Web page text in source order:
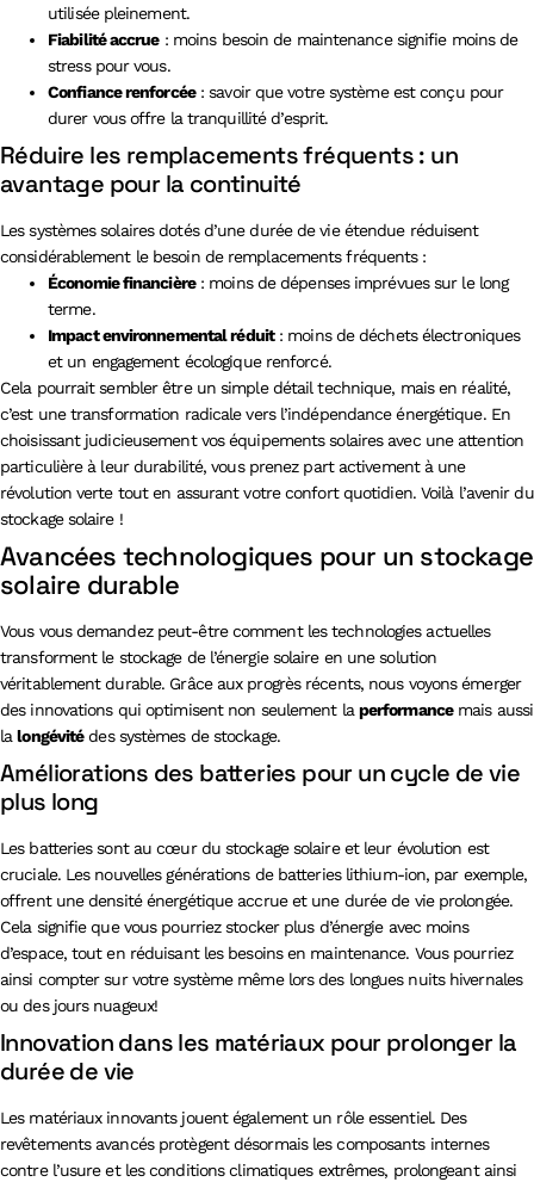
utilisée pleinement.
Fiabilité accrue: moins besoin de maintenance signifie moins de
stress pour vous.
Confiance renforcée: savoir que votre système est conçu pour
durer vous offre la tranquillité d’esprit.
Réduire les remplacements fréquents : un
avantage pour la continuité
Les systèmes solaires dotés d’une durée de vie étendue réduisent
considérablement le besoin de remplacements fréquents :
Économie financière: moins de dépenses imprévues sur le long
terme.
Impact environnemental réduit: moins de déchets électroniques
et un engagement écologique renforcé.
Cela pourrait sembler être un simple détail technique, mais en réalité,
c’est une transformation radicale vers l’indépendance énergétique. En
choisissant judicieusement vos équipements solaires avec une attention
particulière à leur durabilité, vous prenez part activement à une
révolution verte tout en assurant votre confort quotidien. Voilà l’avenir du
stockage solaire !
Avancées technologiques pour un stockage
solaire durable
Vous vous demandez peut-être comment les technologies actuelles
transforment le stockage de l’énergie solaire en une solution
véritablement durable. Grâce aux progrès récents, nous voyons émerger
des innovations qui optimisent non seulement la performancemais aussi
lalongévitédes systèmes de stockage.
Améliorations des batteries pour un cycle de vie
plus long
Les batteries sont au cœur du stockage solaire et leur évolution est
cruciale. Les nouvelles générations de batteries lithium-ion, par exemple,
offrent une densité énergétique accrue et une durée de vie prolongée.
Cela signifie que vous pourriez stocker plus d’énergie avec moins
d’espace, tout en réduisant les besoins en maintenance. Vous pourriez
ainsi compter sur votre système même lors des longues nuits hivernales
ou des jours nuageux!
Innovation dans les matériaux pour prolonger la
durée de vie
Les matériaux innovants jouent également un rôle essentiel. Des
revêtements avancés protègent désormais les composants internes
contre l’usure et les conditions climatiques extrêmes, prolongeant ainsi